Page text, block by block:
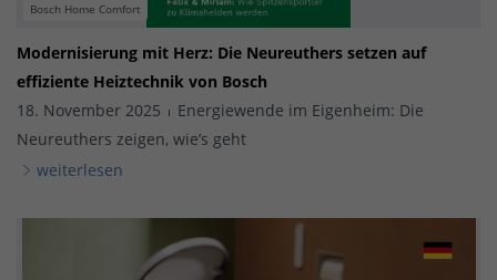
Bosch Home Comfort
Modernisierung mit Herz: Die Neureuthers setzen auf
effiziente Heiztechnik von Bosch
18. November 2025
Energiewende im Eigenheim: Die
Neureuthers zeigen, wie’s geht
weiterlesen